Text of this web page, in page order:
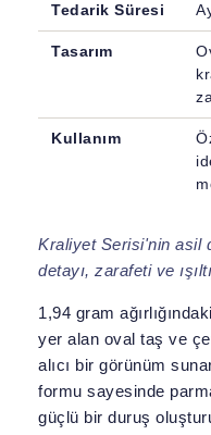
Tedarik Süresi
Tasarım
Kullanım
Kraliyet Serisi'nin asil
detayı, zarafeti ve
1,94 gram
yer alan oval taş ve
alıcı bir görünüm
formu sayesinde
güçlü bir duruş